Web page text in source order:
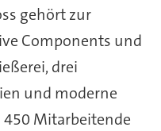
gehört zur
Components und
drei
und moderne
450 Mitarbeitende